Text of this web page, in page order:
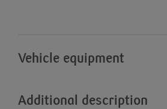
Vehicle equipment
Additional description